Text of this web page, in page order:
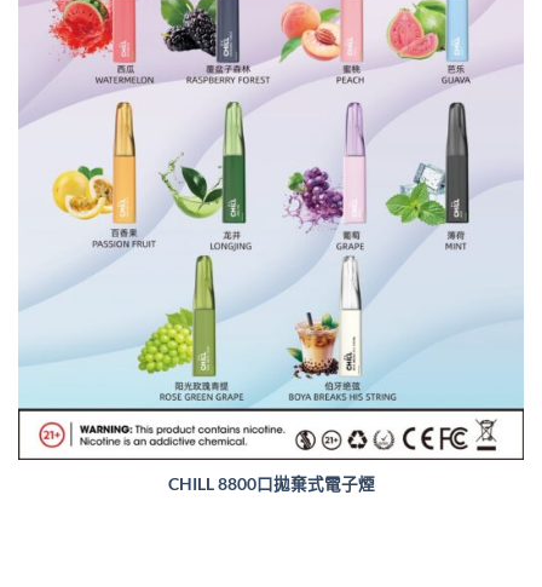
CHILL 8800口拋棄式電子煙